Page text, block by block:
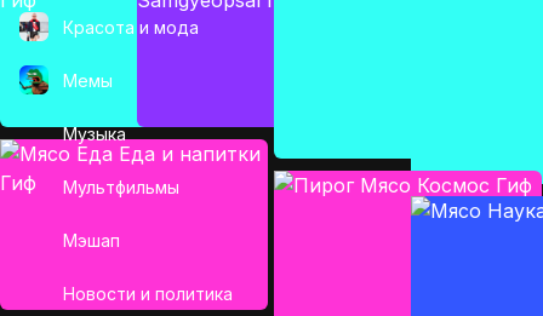
Красота и мода
Мемы
Музыка
Мультфильмы
Мэшап
Новости и политика